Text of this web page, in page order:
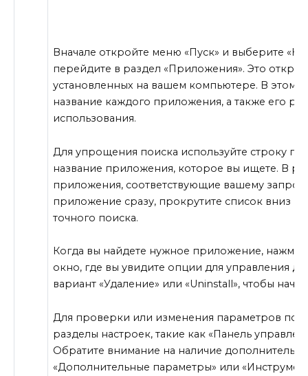
Вначале откройте меню «Пуск» и выберите
перейдите в раздел «Приложения». Это
установленных на вашем компьютере. В этом
название каждого приложения, а также его
использования.
Для упрощения поиска используйте строку
название приложения, которое вы ищете. В
приложения, соответствующие вашему
приложение сразу, прокрутите список вниз
точного поиска.
Когда вы найдете нужное приложение,
окно, где вы увидите опции для управления
вариант «Удаление» или «Uninstall», чтобы
Для проверки или изменения параметров
разделы настроек, такие как «Панель
Обратите внимание на наличие
«Дополнительные параметры» или